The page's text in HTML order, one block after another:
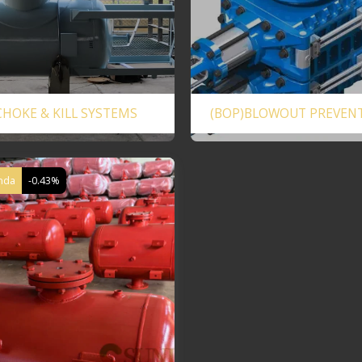
& KILL SYSTEMS (BOP)BLOWOUT
-0.43%